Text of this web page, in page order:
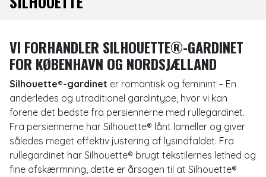
VI FORHANDLER SILHOUETTE®-GARDINET
FOR KØBENHAVN OG NORDSJÆLLAND
Silhouette®-gardinet er romantisk og feminint – En
anderledes og utraditionel gardintype, hvor vi kan
forene det bedste fra persiennerne med rullegardinet.
Fra persiennerne har Silhouette® lånt lameller og giver
således meget effektiv justering af lysindfaldet. Fra
rullegardinet har Silhouette® brugt tekstilernes lethed og
fine afskærmning, dette er årsagen til at Silhouette®